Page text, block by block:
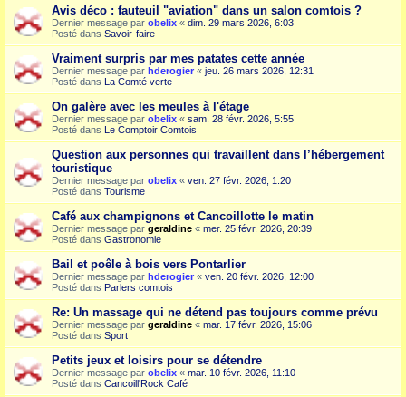
Avis déco : fauteuil "aviation" dans un salon comtois ?
Dernier message par obelix « dim. 29 mars 2026, 6:03
Posté dans Savoir-faire
Vraiment surpris par mes patates cette année
Dernier message par hderogier « jeu. 26 mars 2026, 12:31
Posté dans La Comté verte
On galère avec les meules à l'étage
Dernier message par obelix « sam. 28 févr. 2026, 5:55
Posté dans Le Comptoir Comtois
Question aux personnes qui travaillent dans l’hébergement
touristique
Dernier message par obelix « ven. 27 févr. 2026, 1:20
Posté dans Tourisme
Café aux champignons et Cancoillotte le matin
Dernier message par geraldine « mer. 25 févr. 2026, 20:39
Posté dans Gastronomie
Bail et poêle à bois vers Pontarlier
Dernier message par hderogier « ven. 20 févr. 2026, 12:00
Posté dans Parlers comtois
Re: Un massage qui ne détend pas toujours comme prévu
Dernier message par geraldine « mar. 17 févr. 2026, 15:06
Posté dans Sport
Petits jeux et loisirs pour se détendre
Dernier message par obelix « mar. 10 févr. 2026, 11:10
Posté dans Cancoill'Rock Café